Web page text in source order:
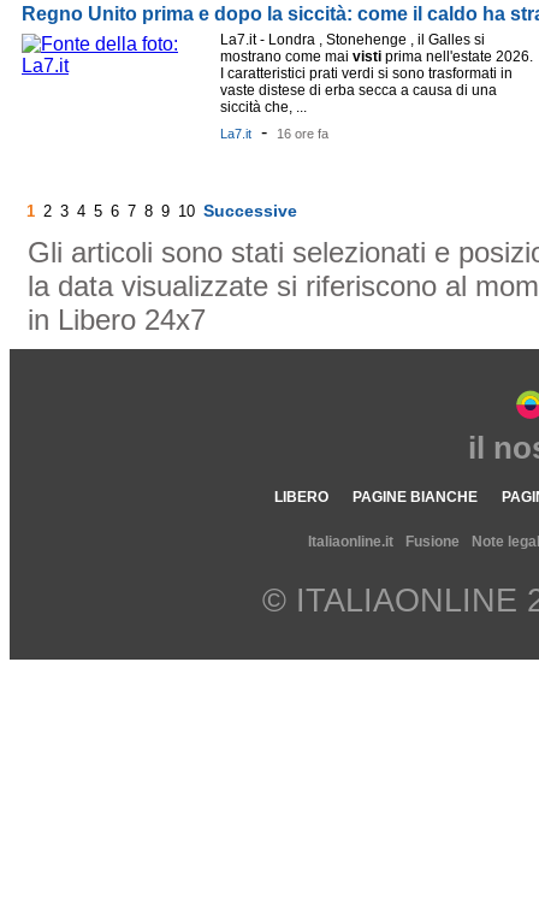
Regno Unito prima e dopo la siccità: come il caldo ha
La7.it - Londra , Stonehenge , il Galles si
mostrano come mai visti prima nell'estate 2026.
I caratteristici prati verdi si sono trasformati in
vaste distese di erba secca a causa di una
siccità che, ...
La7.it - 16 ore fa
1 2 3 4 5 6 7 8 9 10 Successive
Gli articoli sono stati selezionati e
la data visualizzate si riferiscono al
in Libero 24x7
il
LIBERO PAGINE BIANCHE
Italiaonline.it Fusione Note
© ITALIAONLINE